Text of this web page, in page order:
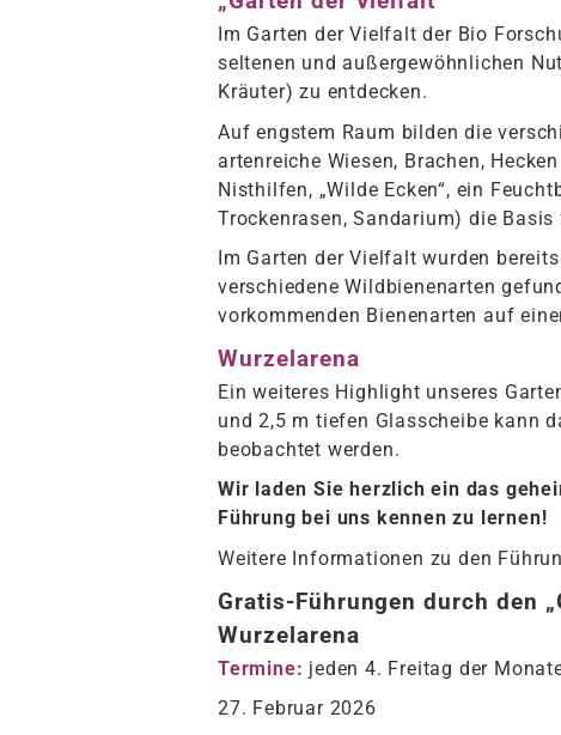
Im Garten der Vielfalt der Bio
seltenen und außergewöhnlichen
Kräuter) zu entdecken.
Auf engstem Raum bilden die
artenreiche Wiesen, Brachen,
Nisthilfen, „Wilde Ecken“, ein
Trockenrasen, Sandarium) die
Im Garten der Vielfalt wurden
verschiedene Wildbienenarten
vorkommenden Bienenarten auf
Wurzelarena
Ein weiteres Highlight unseres
und 2,5 m tiefen Glasscheibe kann
beobachtet werden.
Wir laden Sie herzlich ein das
Führung bei uns kennen zu lernen!
Weitere Informationen zu den
Gratis-Führungen durch den „
Wurzelarena
Termine: jeden 4. Freitag der
27. Februar 2026